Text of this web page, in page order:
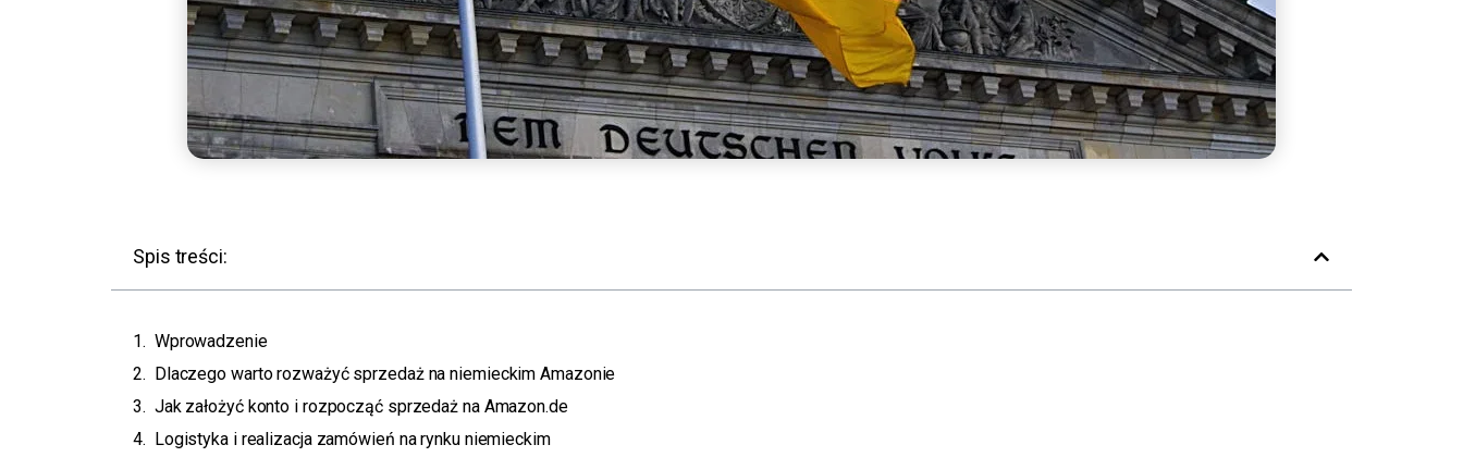
Spis treści:
Wprowadzenie
Dlaczego warto rozważyć sprzedaż na niemieckim Amazonie
Jak założyć konto i rozpocząć sprzedaż na Amazon.de
Logistyka i realizacja zamówień na rynku niemieckim